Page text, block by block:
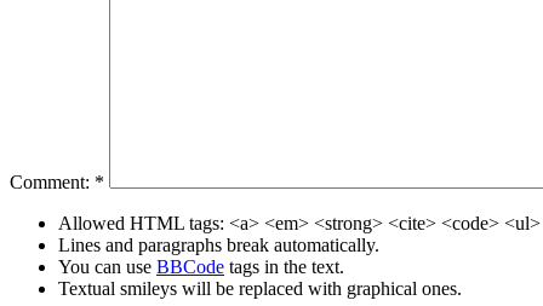
Comment: *
Allowed HTML tags: <a> <em> <strong> <cite> <code>
Lines and paragraphs break automatically.
You can use BBCode tags in the text.
Textual smileys will be replaced with graphical ones.